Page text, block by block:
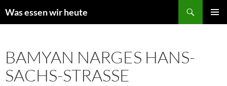
Inhalt
Was essen wir heute
BAMYAN NARGES HANS-
SACHS-STRASSE